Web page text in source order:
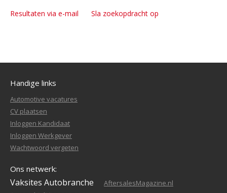
Resultaten via e-mail Sla zoekopdracht op
Handige links
Automotive vacatures
CV plaatsen
Inloggen Kandidaat
Inloggen Werkgever
Wachtwoord vergeten
Ons netwerk:
Vaksites Autobranche
AftersalesMagazine.nl